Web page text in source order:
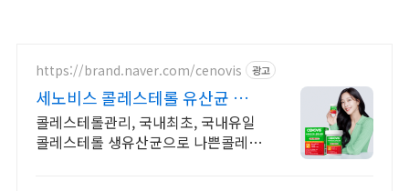
https://brand.naver.com/cenovis 광고
세노비스 콜레스테롤 유산균 리뉴
얼 OPEN 프로모션
콜레스테롤관리, 국내최초, 국내유일
콜레스테롤 생유산균으로 나쁜콜레스